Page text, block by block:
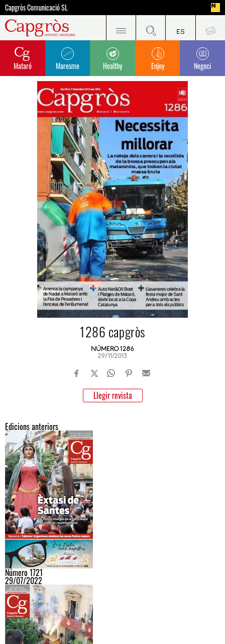
Capgròs Comunicació SL
Mataró Maresme Healthy Enjoy Negoci
1286 capgròs
NÚMERO 1286
29/11/2013
Llegir revista
Edicions anteriors
Número 1721
29/07/2022